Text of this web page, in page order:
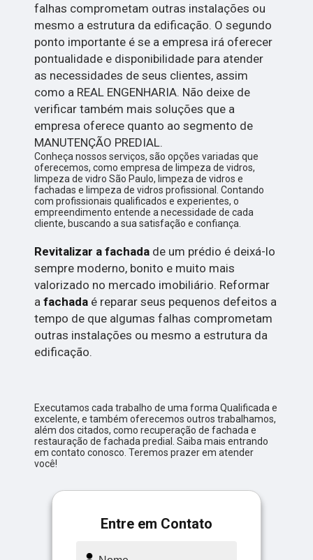
falhas comprometam outras instalações ou
mesmo a estrutura da edificação. O segundo
ponto importante é se a empresa irá oferecer
pontualidade e disponibilidade para atender
as necessidades de seus clientes, assim
como a REAL ENGENHARIA. Não deixe de
verificar também mais soluções que a
empresa oferece quanto ao segmento de
MANUTENÇÃO PREDIAL.
Conheça nossos serviços, são opções variadas que
oferecemos, como empresa de limpeza de vidros,
limpeza de vidro São Paulo, limpeza de vidros e
fachadas e limpeza de vidros profissional. Contando
com profissionais qualificados e experientes, o
empreendimento entende a necessidade de cada
cliente, buscando a sua satisfação e confiança.
Revitalizar a fachada de um prédio é deixá-lo
sempre moderno, bonito e muito mais
valorizado no mercado imobiliário. Reformar
afachada é reparar seus pequenos defeitos a
tempo de que algumas falhas comprometam
outras instalações ou mesmo a estrutura da
edificação.
Executamos cada trabalho de uma forma Qualificada e
excelente, e também oferecemos outros trabalhamos,
além dos citados, como recuperação de fachada e
restauração de fachada predial. Saiba mais entrando
em contato conosco. Teremos prazer em atender
você!
Entre em Contato